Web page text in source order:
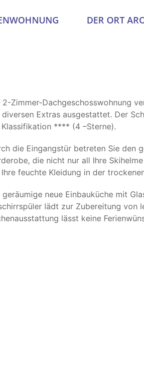
DER ORT
2-Zimmer-Dachgeschosswohnung
Extras ausgestattet. Der
Klassifikation **** (4 –Sterne).
die Eingangstür betreten Sie den
die nicht nur all Ihre
Ihre feuchte Kleidung in der
geräumige neue Einbauküche mit
lädt zur Zubereitung von
lässt keine